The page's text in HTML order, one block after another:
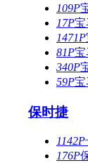
109P
17P宝
1471P
81P宝
340P
59P宝
保时捷
1142P
176P